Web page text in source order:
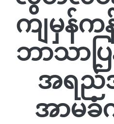
ကျမှန်က
ဘာသာပြ
အရည်
အာမ